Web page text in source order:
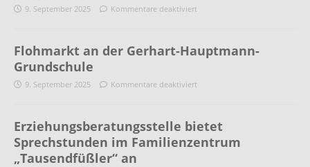
9. September 2025 Kommentare deaktiviert
Flohmarkt an der Gerhart-Hauptmann-
Grundschule
9. September 2025 Kommentare deaktiviert
Erziehungsberatungsstelle bietet
Sprechstunden im Familienzentrum
„Tausendfüßler“ an